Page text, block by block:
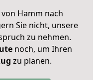
Hamm nach
Sie nicht, unsere
zu nehmen.
noch, um Ihren
zu planen.